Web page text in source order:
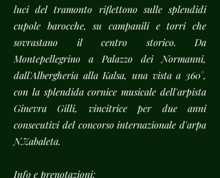
luci del tramonto riflettono sulle splendidi
cupole barocche, su campanili e torri che
sovrastano il centro storico. Da
Montepellegrino a Palazzo dei Normanni,
dall'Albergheria alla Kalsa, una vista a 360°,
con la splendida cornice musicale dell'arpista
Ginevra Gilli, vincitrice per due anni
consecutivi del concorso internazionale d'arpa
N.Zabaleta.
Info e prenotazioni: